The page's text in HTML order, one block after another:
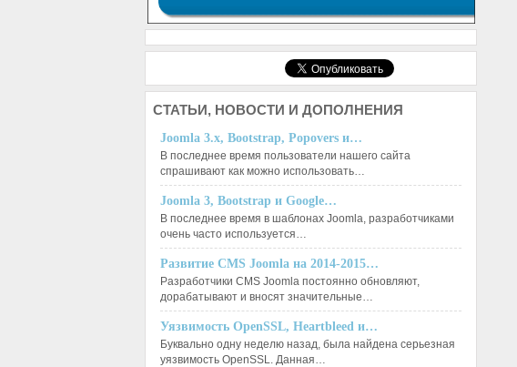
СТАТЬИ, НОВОСТИ И ДОПОЛНЕНИЯ
Joomla 3.x, Bootstrap, Popovers и…
В последнее время пользователи нашего сайта
спрашивают как можно использовать…
Joomla 3, Bootstrap и Google…
В последнее время в шаблонах Joomla, разработчиками
очень часто используется…
Развитие CMS Joomla на 2014-2015…
Разработчики CMS Joomla постоянно обновляют,
дорабатывают и вносят значительные…
Уязвимость OpenSSL, Heartbleed и…
Буквально одну неделю назад, была найдена серьезная
уязвимость OpenSSL. Данная…